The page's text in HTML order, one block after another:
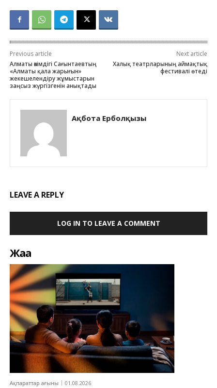
Previous article
Алматы әкімдігі Сағынтаевтың
«Алматы қала жарығын»
жекешелендіру жұмыстарын
заңсыз жүргізгенін анықтады
Next article
Халық театрларының аймақтық
фестивалі өтеді
Ақбота Ерболқызы
LEAVE A REPLY
LOG IN TO LEAVE A COMMENT
Жаңа
Ақпараттар ағыны 01.08.2026